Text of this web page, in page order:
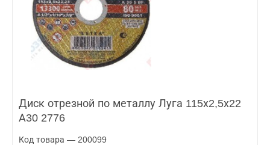
Диск отрезной по металлу Луга 115х2,5х22
А30 2776
Код товара — 200099